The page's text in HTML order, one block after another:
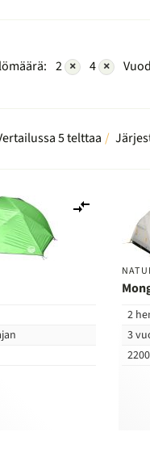
2 × 4 ×
5 telttaa
vertailuun
2
3